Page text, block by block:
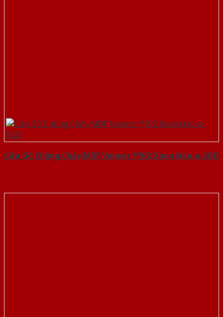
Cửa Gỗ Chống Cháy MDF Veneer P1R2 Xoan Đào-a-SGD